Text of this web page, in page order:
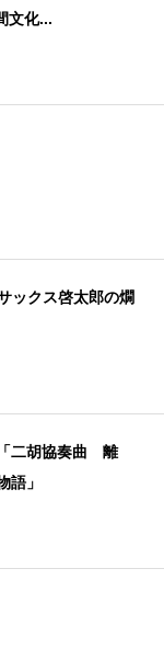
文化...
ックス啓太郎の燗
二胡協奏曲 離
」